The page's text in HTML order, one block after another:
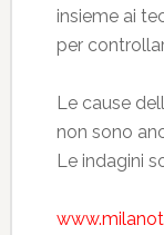
insieme ai
per
Le cause
non sono
Le indagini